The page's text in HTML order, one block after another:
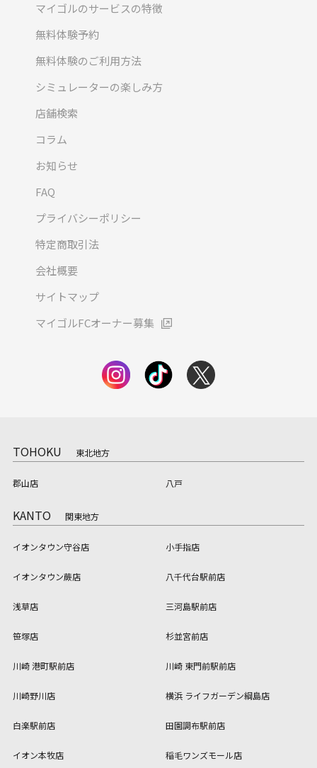
マイゴルのサービスの特徴
無料体験予約
無料体験のご利用方法
シミュレーターの楽しみ方
店舗検索
コラム
お知らせ
FAQ
プライバシーポリシー
特定商取引法
会社概要
サイトマップ
マイゴルFCオーナー募集
TOHOKU 東北地方
郡山店 八戸
KANTO 関東地方
イオンタウン守谷店 小手指店
イオンタウン蕨店 八千代台駅前店
浅草店 三河島駅前店
笹塚店 杉並宮前店
川崎 港町駅前店 川崎 東門前駅前店
川崎野川店 横浜 ライフガーデン綱島店
白楽駅前店 田園調布駅前店
イオン本牧店 稲毛ワンズモール店